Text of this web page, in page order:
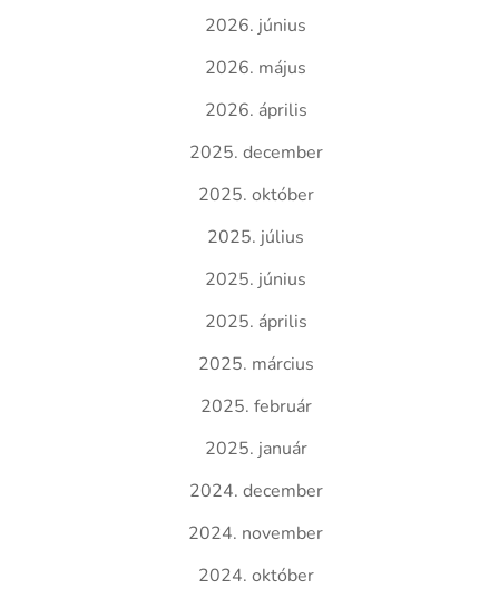
2026. június
2026. május
2026. április
2025. december
2025. október
2025. július
2025. június
2025. április
2025. március
2025. február
2025. január
2024. december
2024. november
2024. október